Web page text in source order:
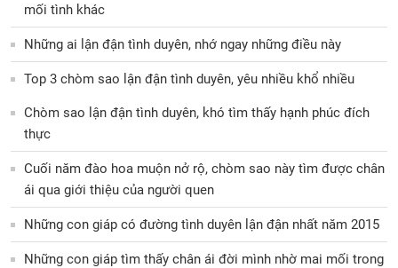
mối tình khác
Những ai lận đận tình duyên, nhớ ngay những điều này
Top 3 chòm sao lận đận tình duyên, yêu nhiều khổ nhiều
Chòm sao lận đận tình duyên, khó tìm thấy hạnh phúc đích
thực
Cuối năm đào hoa muộn nở rộ, chòm sao này tìm được chân
ái qua giới thiệu của người quen
Những con giáp có đường tình duyên lận đận nhất năm 2015
Những con giáp tìm thấy chân ái đời mình nhờ mai mối trong